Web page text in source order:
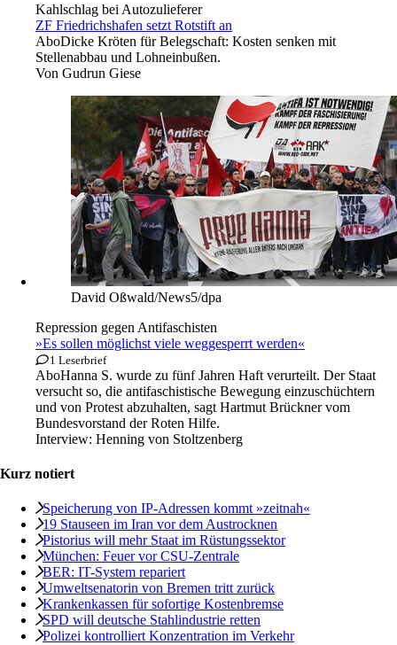
Kahlschlag bei Autozulieferer
ZF Friedrichshafen setzt Rotstift an
AboDicke Kröten für Belegschaft: Kosten senken mit
Stellenabbau und Lohneinbußen.
Von Gudrun Giese
David Oßwald/News5/dpa
Repression gegen Antifaschisten
»Es sollen möglichst viele weggesperrt werden«
1 Leserbrief
AboHanna S. wurde zu fünf Jahren Haft verurteilt. Der Staat
versucht so, die antifaschistische Bewegung einzuschüchtern
und von Protest abzuhalten, sagt Hartmut Brückner vom
Bundesvorstand der Roten Hilfe.
Interview: Henning von Stoltzenberg
Kurz notiert
Speicherung von IP-Adressen kommt »zeitnah«
19 Stauseen im Iran vor dem Austrocknen
Pistorius will mehr Staat im Rüstungssektor
München: Feuer vor CSU-Zentrale
BER: IT-System repariert
Umweltsenatorin von Bremen tritt zurück
Krankenkassen für sofortige Kostenbremse
SPD will deutsche Stahlindustrie retten
Polizei kontrolliert Konzentration im Verkehr